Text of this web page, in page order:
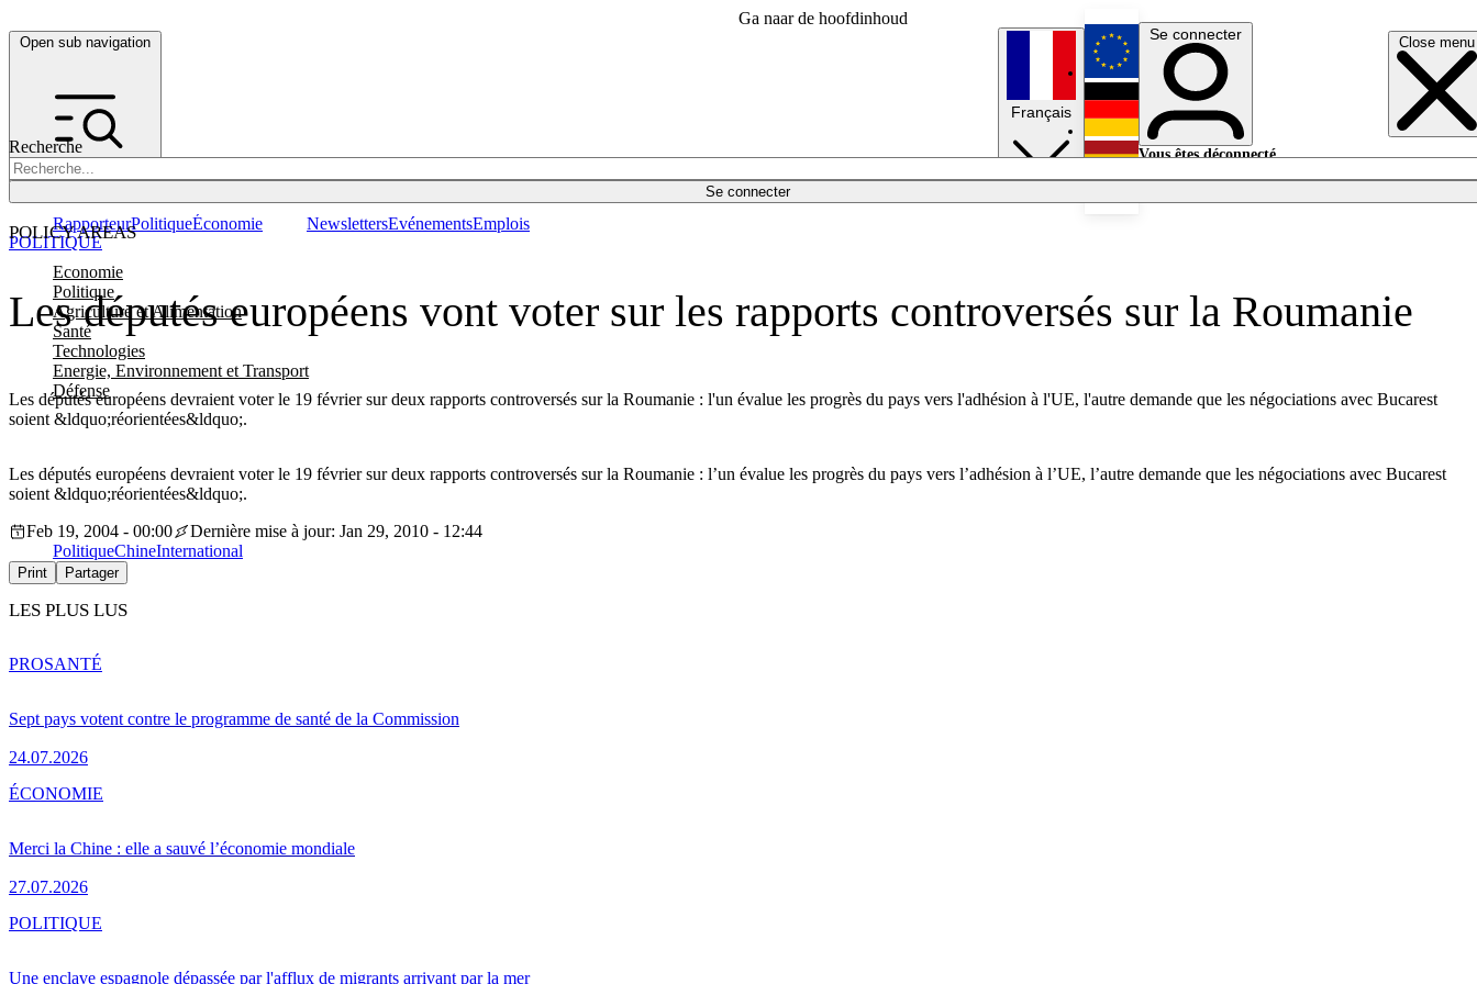
Ga naar de hoofdinhoud
Open sub navigation Close menu
Recherche
Se connecter
POLICY AREAS
Economie
Politique
Agriculture et Alimentation
Santé
Technologies
Energie, Environnement et Transport
Défense
RapporteurPolitiqueÉconomie NewslettersEvénementsEmplois
Français
English
Deutsch
Se connecter
Vous êtes déconnecté.
Les députés européens vont voter sur les rapports controversés sur la Roumanie
Les députés européens devraient voter le 19 février sur deux rapports controversés sur la Roumanie : l'un évalue les progrès du pays vers l'adhésion à l'UE, l'autre demande que les négociations avec Bucarest
soient &ldquo;réorientées&ldquo;.
POLITIQUE
Les députés européens devraient voter le 19 février sur deux rapports controversés sur la Roumanie : l’un évalue les progrès du pays vers l’adhésion à l’UE, l’autre demande que les négociations avec Bucarest
soient &ldquo;réorientées&ldquo;.
Feb 19, 2004 - 00:00
Dernière mise à jour: Jan 29, 2010 - 12:44
PolitiqueChineInternational
Print Partager
LES PLUS LUS
Sept pays votent contre le programme de santé de la Commission
24.07.2026
PROSANTÉ
Merci la Chine : elle a sauvé l’économie mondiale
27.07.2026
ÉCONOMIE
Une enclave espagnole dépassée par l'afflux de migrants arrivant par la mer
POLITIQUE